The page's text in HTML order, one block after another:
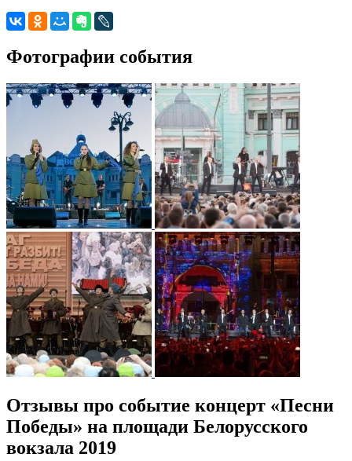
Фотографии события
Отзывы про событие концерт «Песни
Победы» на площади Белорусского
вокзала 2019